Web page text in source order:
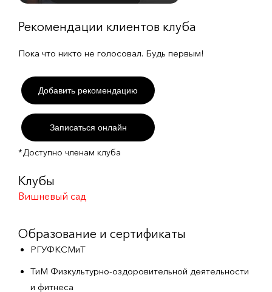
Рекомендации клиентов клуба
Пока что никто не голосовал. Будь первым!
Добавить рекомендацию
Записаться онлайн
*Доступно членам клуба
Клубы
Вишневый сад
Образование и сертификаты
РГУФКСМиТ
ТиМ Физкультурно-оздоровительной деятельности
и фитнеса